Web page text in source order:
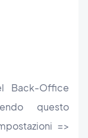
Back-Office
questo
=>